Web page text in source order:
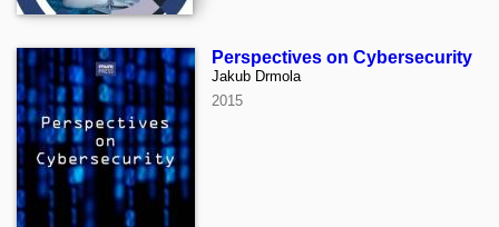
Perspectives on Cybersecurity
Jakub Drmola
2015